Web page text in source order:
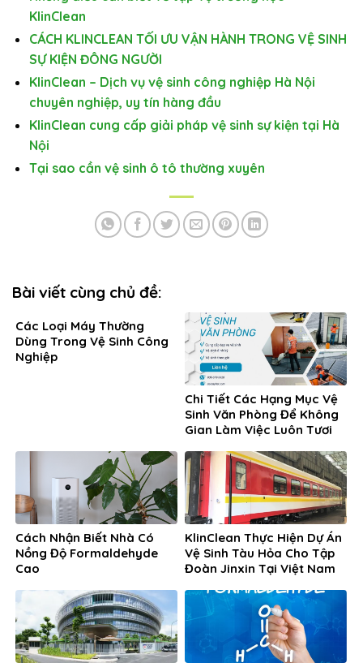
KlinClean
CÁCH KLINCLEAN TỐI ƯU VẬN HÀNH TRONG VỆ SINH
SỰ KIỆN ĐÔNG NGƯỜI
KlinClean – Dịch vụ vệ sinh công nghiệp Hà Nội
chuyên nghiệp, uy tín hàng đầu
KlinClean cung cấp giải pháp vệ sinh sự kiện tại Hà
Nội
Tại sao cần vệ sinh ô tô thường xuyên
Bài viết cùng chủ đề:
Các Loại Máy Thường
Dùng Trong Vệ Sinh Công
Nghiệp
Chi Tiết Các Hạng Mục Vệ
Sinh Văn Phòng Để Không
Gian Làm Việc Luôn Tươi
Cách Nhận Biết Nhà Có
Nồng Độ Formaldehyde
Cao
KlinClean Thực Hiện Dự Án
Vệ Sinh Tàu Hỏa Cho Tập
Đoàn Jinxin Tại Việt Nam